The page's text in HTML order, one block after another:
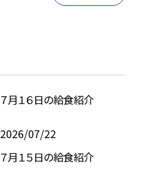
７月１６日の給食紹介
2026/07/22
７月１５日の給食紹介